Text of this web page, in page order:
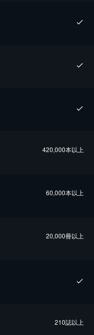
420,000本以上
60,000本以上
20,000冊以上
210誌以上